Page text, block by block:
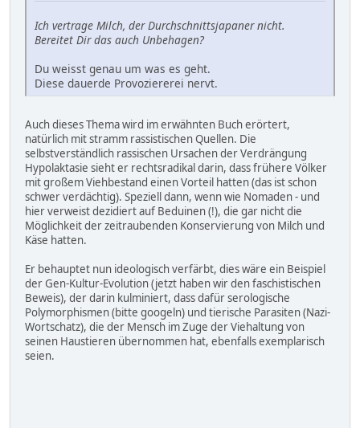
Ich vertrage Milch, der Durchschnittsjapaner nicht.
Bereitet Dir das auch Unbehagen?
Du weisst genau um was es geht.
Diese dauerde Provoziererei nervt.
Auch dieses Thema wird im erwähnten Buch erörtert,
natürlich mit stramm rassistischen Quellen. Die
selbstverständlich rassischen Ursachen der Verdrängung
Hypolaktasie sieht er rechtsradikal darin, dass frühere Völker
mit großem Viehbestand einen Vorteil hatten (das ist schon
schwer verdächtig). Speziell dann, wenn wie Nomaden - und
hier verweist dezidiert auf Beduinen (!), die gar nicht die
Möglichkeit der zeitraubenden Konservierung von Milch und
Käse hatten.
Er behauptet nun ideologisch verfärbt, dies wäre ein Beispiel
der Gen-Kultur-Evolution (jetzt haben wir den faschistischen
Beweis), der darin kulminiert, dass dafür serologische
Polymorphismen (bitte googeln) und tierische Parasiten (Nazi-
Wortschatz), die der Mensch im Zuge der Viehaltung von
seinen Haustieren übernommen hat, ebenfalls exemplarisch
seien.